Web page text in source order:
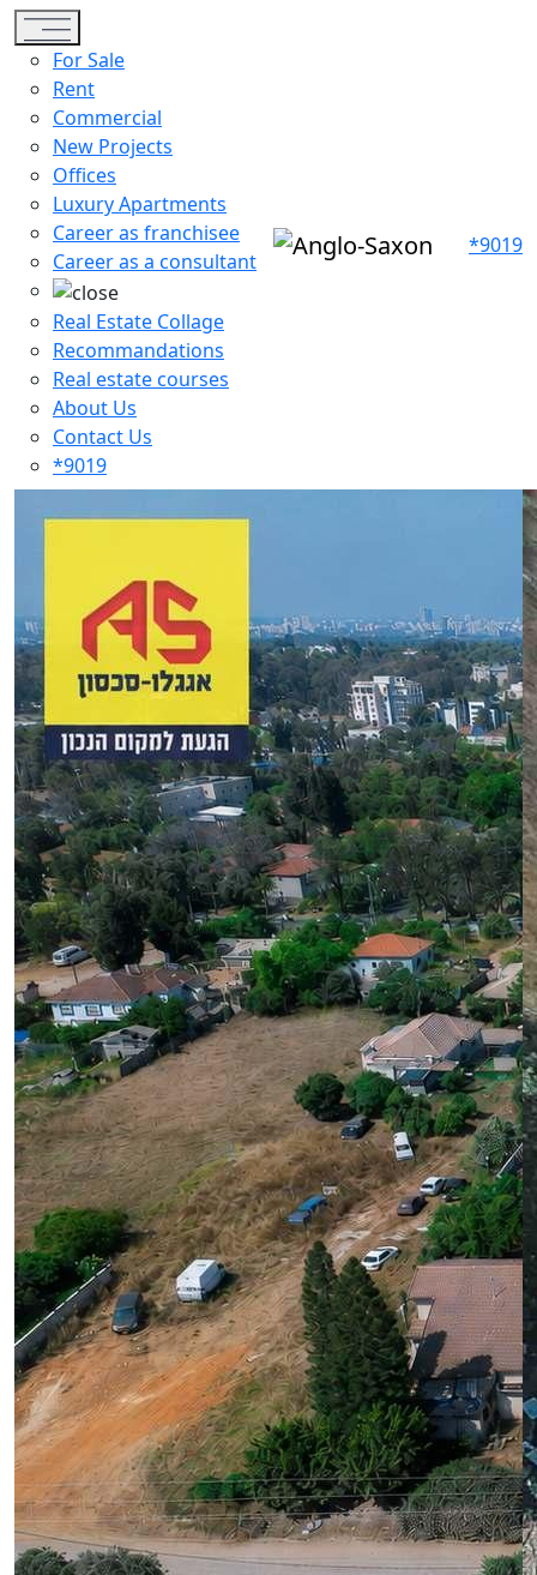
Toggle navigation
For Sale
Rent
Commercial
New Projects
Offices
Luxury Apartments
Career as franchisee
Career as a consultant
Real Estate Collage
Recommandations
Real estate courses
About Us
Contact Us
*9019
*9019